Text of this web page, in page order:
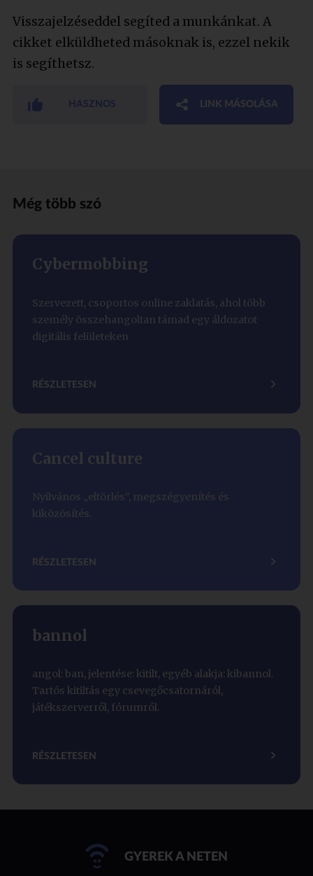
Visszajelzéseddel segíted a munkánkat. A
cikket elküldheted másoknak is, ezzel nekik
is segíthetsz.
HASZNOS LINK MÁSOLÁSA
Még több szó
Cybermobbing
Szervezett, csoportos online zaklatás, ahol több
személy összehangoltan támad egy áldozatot
digitális felületeken
RÉSZLETESEN
Cancel culture
Nyilvános „eltörlés”, megszégyenítés és
kiközösítés.
RÉSZLETESEN
bannol
angol: ban, jelentése: kitilt, egyéb alakja: kibannol.
Tartós kitiltás egy csevegőcsatornáról,
játékszerverről, fórumról.
RÉSZLETESEN
GYEREK A NETEN